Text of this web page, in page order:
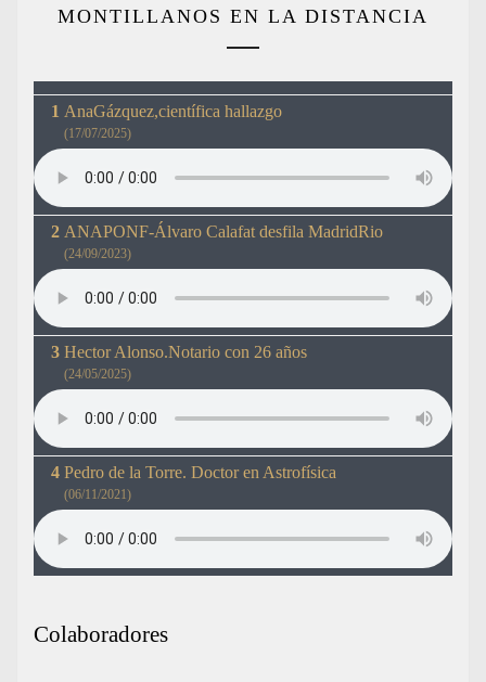
MONTILLANOS EN LA DISTANCIA
AnaGázquez,científica hallazgo
(17/07/2025)
ANAPONF-Álvaro Calafat desfila MadridRio
(24/09/2023)
Hector Alonso.Notario con 26 años
(24/05/2025)
Pedro de la Torre. Doctor en Astrofísica
(06/11/2021)
Colaboradores